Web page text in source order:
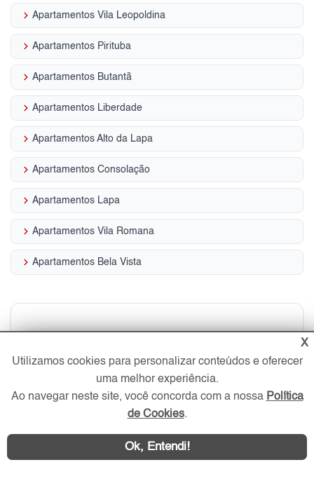
keyboard_arrow_right Apartamentos Vila Leopoldina
keyboard_arrow_right Apartamentos Pirituba
keyboard_arrow_right Apartamentos Butantã
keyboard_arrow_right Apartamentos Liberdade
keyboard_arrow_right Apartamentos Alto da Lapa
keyboard_arrow_right Apartamentos Consolação
keyboard_arrow_right Apartamentos Lapa
keyboard_arrow_right Apartamentos Vila Romana
keyboard_arrow_right Apartamentos Bela Vista
Apartamentos da Zona Oeste
de São Paulo
Zona Oeste em 2026
X
Utilizamos cookies para personalizar conteúdos e oferecer
uma melhor experiência.
Ao navegar neste site, você concorda com a nossa Política
de Cookies.
Ok, Entendi!